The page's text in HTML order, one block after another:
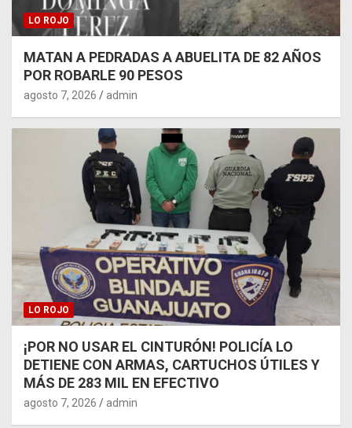
LO ROJO
MATAN A PEDRADAS A ABUELITA DE 82 AÑOS
POR ROBARLE 90 PESOS
agosto 7, 2026 admin
LO ROJO
¡POR NO USAR EL CINTURÓN! POLICÍA LO
DETIENE CON ARMAS, CARTUCHOS ÚTILES Y
MÁS DE 283 MIL EN EFECTIVO
agosto 7, 2026 admin